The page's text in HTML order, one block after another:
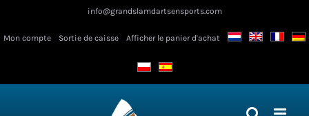
content
info@grandslamdartsensports.com
Mon compte Sortie de caisse Afficher le panier d'achat